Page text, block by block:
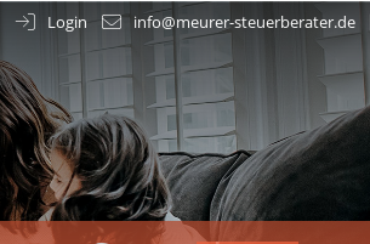
Login info@meurer-steuerberater.de